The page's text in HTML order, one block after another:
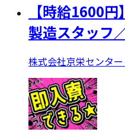
【時給1600
製造スタッフ
株式会社京栄センター